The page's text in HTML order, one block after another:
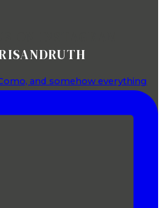
and somehow everything